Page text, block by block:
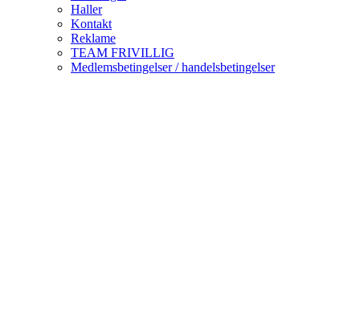
Haller
Kontakt
Reklame
TEAM FRIVILLIG
Medlemsbetingelser / handelsbetingelser